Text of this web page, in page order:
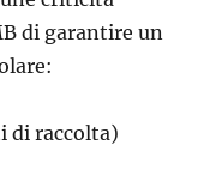
di garantire un
di raccolta)